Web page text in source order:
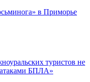
в Приморье
туристов не
БПЛА»